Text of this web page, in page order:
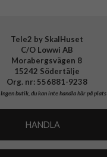
Tele2 by SkalHuset
C/O Lowwi AB
Morabergsvägen 8
15242 Södertälje
Org. nr: 556881-9238
Ingen butik, du kan inte handla här på plats
HANDLA